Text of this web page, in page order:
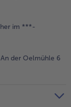
im ***-
der Oelmühle 6